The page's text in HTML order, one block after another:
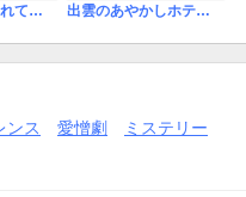
今まで馬鹿にされていた気弱令嬢に転生したら、とんでもない事になった話、聞く？（分冊版） 出雲のあやかしホテルに就職します(コミック) 分冊版
ンス 愛憎劇
ミステリー